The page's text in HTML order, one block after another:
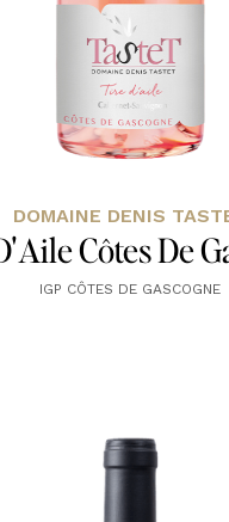
DOMAINE DENIS
Côtes De
IGP CÔTES DE GASCOGNE